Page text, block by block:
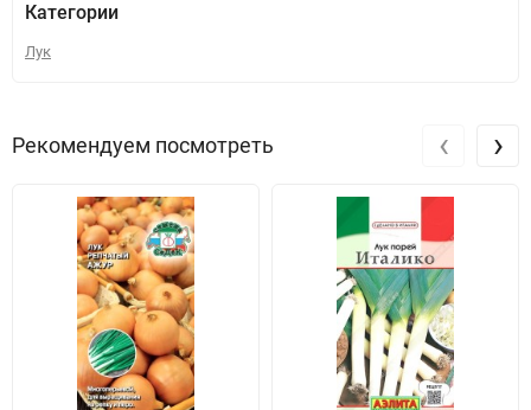
Категории
Лук
Рекомендуем посмотреть ‹ ›